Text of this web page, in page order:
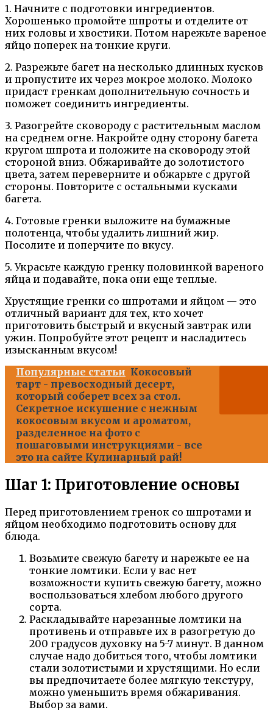
1. Начните с подготовки ингредиентов.
Хорошенько промойте шпроты и отделите от
них головы и хвостики. Потом нарежьте вареное
яйцо поперек на тонкие круги.
2. Разрежьте багет на несколько длинных кусков
и пропустите их через мокрое молоко. Молоко
придаст гренкам дополнительную сочность и
поможет соединить ингредиенты.
3. Разогрейте сковороду с растительным маслом
на среднем огне. Накройте одну сторону багета
кругом шпрота и положите на сковороду этой
стороной вниз. Обжаривайте до золотистого
цвета, затем переверните и обжарьте с другой
стороны. Повторите с остальными кусками
багета.
4. Готовые гренки выложите на бумажные
полотенца, чтобы удалить лишний жир.
Посолите и поперчите по вкусу.
5. Украсьте каждую гренку половинкой вареного
яйца и подавайте, пока они еще теплые.
Хрустящие гренки со шпротами и яйцом — это
отличный вариант для тех, кто хочет
приготовить быстрый и вкусный завтрак или
ужин. Попробуйте этот рецепт и насладитесь
изысканным вкусом!
Популярные статьи Кокосовый
тарт - превосходный десерт,
который соберет всех за стол.
Секретное искушение с нежным
кокосовым вкусом и ароматом,
разделенное на фото с
пошаговыми инструкциями - все
это на сайте Кулинарный рай!
Шаг 1: Приготовление основы
Перед приготовлением гренок со шпротами и
яйцом необходимо подготовить основу для
блюда.
Возьмите свежую багету и нарежьте ее на
тонкие ломтики. Если у вас нет
возможности купить свежую багету, можно
воспользоваться хлебом любого другого
сорта.
Раскладывайте нарезанные ломтики на
противень и отправьте их в разогретую до
200 градусов духовку на 5-7 минут. В данном
случае надо добиться того, чтобы ломтики
стали золотистыми и хрустящими. Но если
вы предпочитаете более мягкую текстуру,
можно уменьшить время обжаривания.
Выбор за вами.